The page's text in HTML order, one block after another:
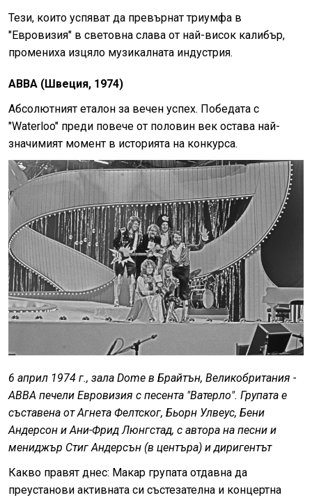
Тези, които успяват да превърнат триумфа в
"Евровизия" в световна слава от най-висок калибър,
промениха изцяло музикалната индустрия.
ABBA (Швеция, 1974)
Абсолютният еталон за вечен успех. Победата с
"Waterloo" преди повече от половин век остава най-
значимият момент в историята на конкурса.
6 април 1974 г., зала Dome в Брайтън, Великобритания -
ABBA печели Евровизия с песента "Ватерло". Групата е
съставена от Агнета Фелтског, Бьорн Улвеус, Бени
Андерсон и Ани-Фрид Люнгстад, с автора на песни и
мениджър Стиг Андерсън (в центъра) и диригентът
Какво правят днес: Макар групата отдавна да
преустанови активната си състезателна и концертна